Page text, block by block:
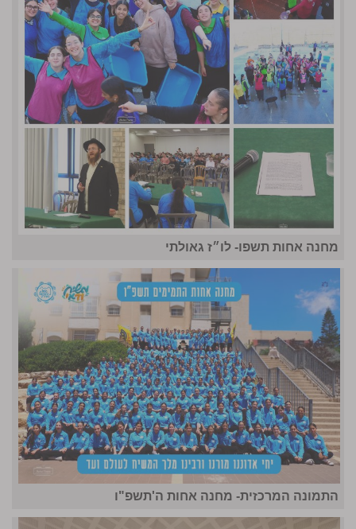
מחנה אחות תשפו- לו״ז גאולתי
התמונה המרכזית- מחנה אחות ה'תשפ"ו